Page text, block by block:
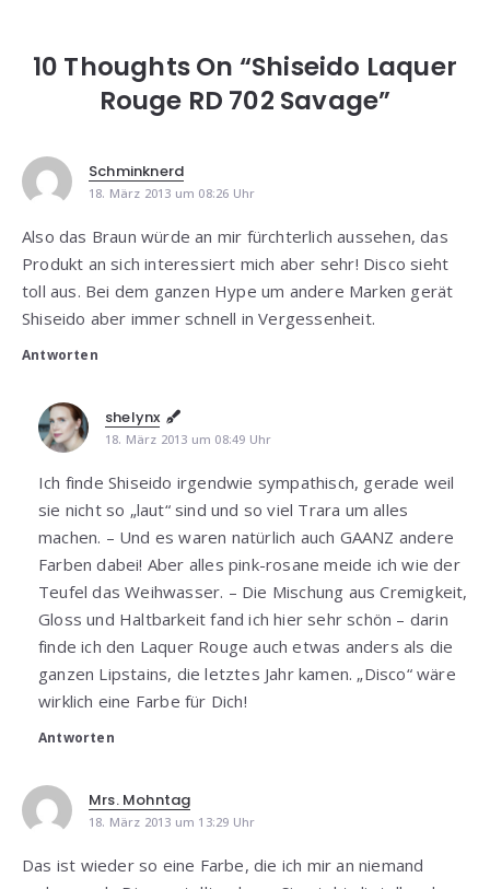
10 Thoughts On “Shiseido Laquer
Rouge RD 702 Savage”
Schminknerd
18. März 2013 um 08:26 Uhr
Also das Braun würde an mir fürchterlich aussehen, das
Produkt an sich interessiert mich aber sehr! Disco sieht
toll aus. Bei dem ganzen Hype um andere Marken gerät
Shiseido aber immer schnell in Vergessenheit.
Antworten
shelynx
18. März 2013 um 08:49 Uhr
Ich finde Shiseido irgendwie sympathisch, gerade weil
sie nicht so „laut“ sind und so viel Trara um alles
machen. – Und es waren natürlich auch GAANZ andere
Farben dabei! Aber alles pink-rosane meide ich wie der
Teufel das Weihwasser. – Die Mischung aus Cremigkeit,
Gloss und Haltbarkeit fand ich hier sehr schön – darin
finde ich den Laquer Rouge auch etwas anders als die
ganzen Lipstains, die letztes Jahr kamen. „Disco“ wäre
wirklich eine Farbe für Dich!
Antworten
Mrs. Mohntag
18. März 2013 um 13:29 Uhr
Das ist wieder so eine Farbe, die ich mir an niemand